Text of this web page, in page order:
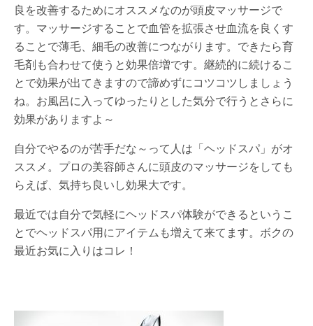
良を改善するためにオススメなのが頭皮マッサージで
す。マッサージすることで血管を拡張させ血流を良くす
ることで薄毛、細毛の改善につながります。できたら育
毛剤も合わせて使うと効果倍増です。継続的に続けるこ
とで効果が出てきますので諦めずにコツコツしましょう
ね。お風呂に入ってゆったりとした気分で行うとさらに
効果がありますよ～
自分でやるのが苦手だな～って人は「ヘッドスパ」がオ
ススメ。プロの美容師さんに頭皮のマッサージをしても
らえば、気持ち良いし効果大です。
最近では自分で気軽にヘッドスパ体験ができるというこ
とでヘッドスパ用にアイテムも増えて来てます。ボクの
最近お気に入りはコレ！